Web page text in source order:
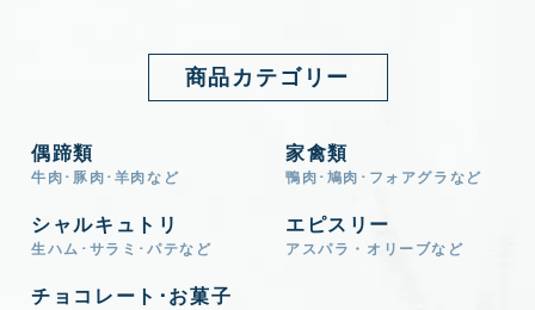
商品カテゴリー
偶蹄類
牛肉･豚肉･羊肉など
家禽類
鴨肉･鳩肉･フォアグラなど
シャルキュトリ
生ハム･サラミ･パテなど
エピスリー
アスパラ・オリーブなど
チョコレート･お菓子